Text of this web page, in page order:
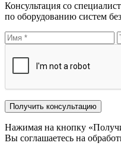
Консультация со
по оборудованию систем
Нажимая на кнопку
Вы соглашаетесь на